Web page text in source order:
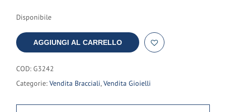
Disponibile
AGGIUNGI AL CARRELLO
COD: G3242
Categorie: Vendita Bracciali,Vendita Gioielli